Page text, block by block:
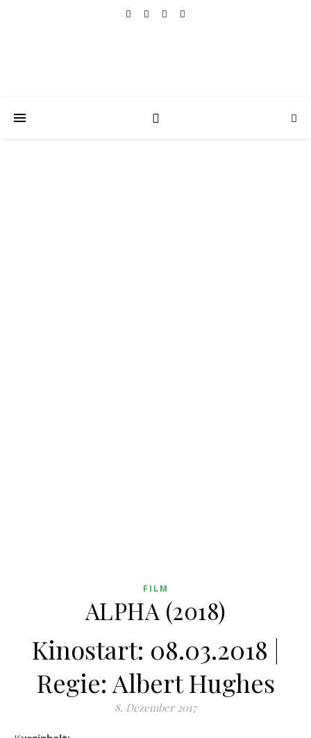
FILM
ALPHA (2018)
Kinostart: 08.03.2018 |
Regie: Albert Hughes
8. Dezember 2017